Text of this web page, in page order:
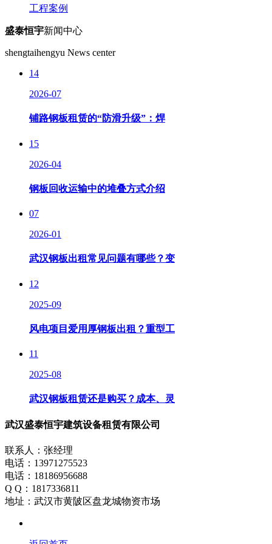
工程案例
盛泰恒宇新闻中心
shengtaihengyu News center
14
2026-07
铺路钢板租赁的“防滑升级”：焊
15
2026-04
钢板回收运输中的堆叠方式介绍
07
2026-01
武汉钢板出租常见问题有哪些？变
12
2025-09
风电项目爱用厚钢板出租？重型工
11
2025-08
武汉钢板租赁还是购买？成本、灵
武汉盛泰恒宇建筑设备租赁有限公司
联系人：张经理
电话：13971275523
电话：18186956688
Q Q：1817336811
地址：武汉市黄陂区盘龙城物资市场